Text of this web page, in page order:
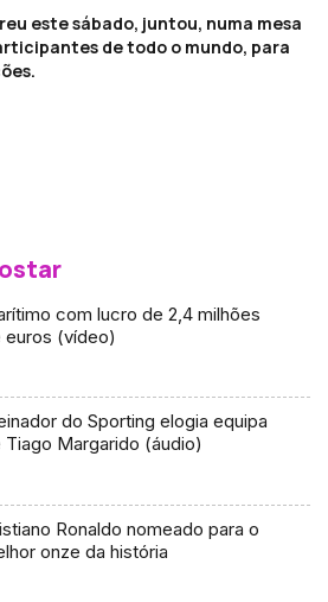
este sábado, juntou, numa mesa
de todo o mundo, para
com lucro de 2,4 milhões
euros (vídeo)
do Sporting elogia equipa
Tiago Margarido (áudio)
Ronaldo nomeado para o
onze da história